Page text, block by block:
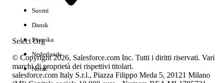
Nessun risultato
Select Org
Suomi
Dansk
Svenska
Nederlands
Norsk
© Copyright 2026, Salesforce.com Inc. Tutti i diritti riservati. Vari
marchi di proprietà dei rispettivi titolari.
salesforce.com Italy S.r.l., Piazza Filippo Meda 5, 20121 Milano